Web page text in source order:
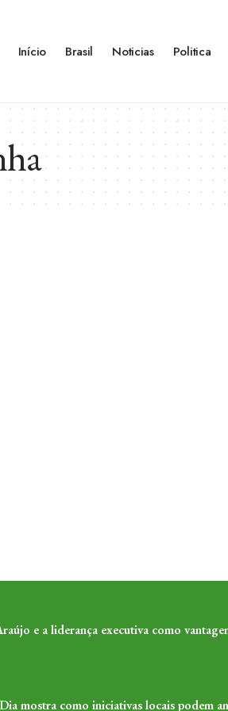
Início Brasil Noticias Politica
e a liderança executiva como
mostra como iniciativas locais podem